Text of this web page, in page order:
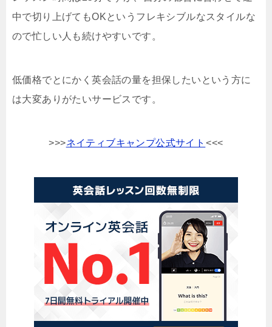
中で切り上げてもOKというフレキシブルなスタイルな
ので忙しい人も続けやすいです。
低価格でとにかく英会話の量を担保したいという方に
は大変ありがたいサービスです。
>>>ネイティブキャンプ公式サイト <<<